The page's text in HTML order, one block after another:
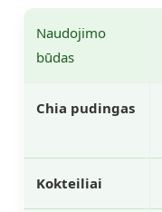
Naudojimo
būdas
Chia pudingas
Kokteiliai